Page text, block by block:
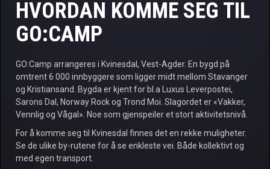
OM
BILLETTER
PROGRAM
KONKURRANSER
PRAKTISK INFORMASJON
SIKKERHET
KONTAKT
HVORDAN KOMME SEG TIL
GO:CAMP
GO:Camp arrangeres i Kvinesdal, Vest-Agder. En bygd på
omtrent 6 000 innbyggere som ligger midt mellom Stavanger
og Kristiansand. Bygda er kjent for bl.a Luxus Leverpostei,
Sarons Dal, Norway Rock og Trond Moi. Slagordet er «Vakker,
Vennlig og Vågal». Noe som gjenspeiler et stort aktivitetsnivå.
For å komme seg til Kvinesdal finnes det en rekke muligheter.
Se de ulike by-rutene for å se enkleste vei. Både kollektivt og
med egen transport.